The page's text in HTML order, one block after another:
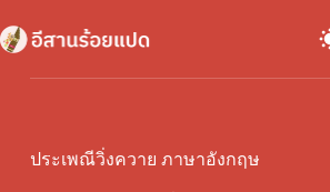
to
content
ประเพณีวิ่งควาย ภาษาอังกฤษ